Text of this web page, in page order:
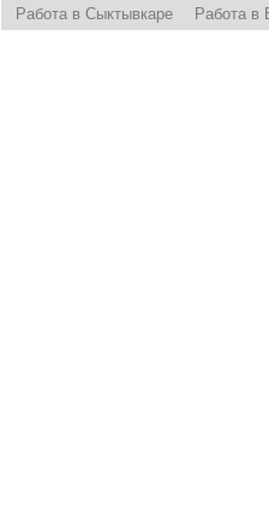
Работа в Сыктывкаре Работа в